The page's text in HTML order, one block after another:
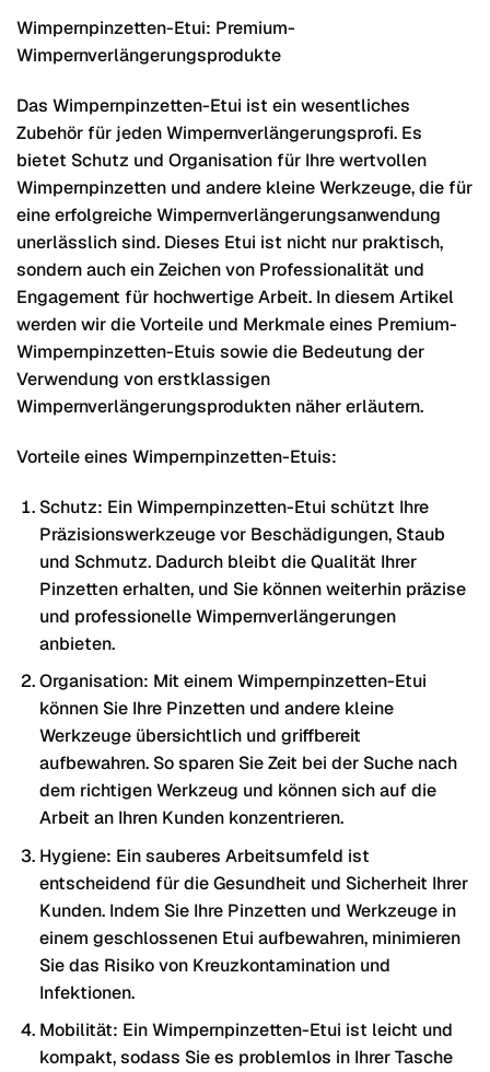
Wimpernpinzetten-Etui: Premium-
Wimpernverlängerungsprodukte
Das Wimpernpinzetten-Etui ist ein wesentliches
Zubehör für jeden Wimpernverlängerungsprofi. Es
bietet Schutz und Organisation für Ihre wertvollen
Wimpernpinzetten und andere kleine Werkzeuge, die für
eine erfolgreiche Wimpernverlängerungsanwendung
unerlässlich sind. Dieses Etui ist nicht nur praktisch,
sondern auch ein Zeichen von Professionalität und
Engagement für hochwertige Arbeit. In diesem Artikel
werden wir die Vorteile und Merkmale eines Premium-
Wimpernpinzetten-Etuis sowie die Bedeutung der
Verwendung von erstklassigen
Wimpernverlängerungsprodukten näher erläutern.
Vorteile eines Wimpernpinzetten-Etuis:
Schutz: Ein Wimpernpinzetten-Etui schützt Ihre
Präzisionswerkzeuge vor Beschädigungen, Staub
und Schmutz. Dadurch bleibt die Qualität Ihrer
Pinzetten erhalten, und Sie können weiterhin präzise
und professionelle Wimpernverlängerungen
anbieten.
Organisation: Mit einem Wimpernpinzetten-Etui
können Sie Ihre Pinzetten und andere kleine
Werkzeuge übersichtlich und griffbereit
aufbewahren. So sparen Sie Zeit bei der Suche nach
dem richtigen Werkzeug und können sich auf die
Arbeit an Ihren Kunden konzentrieren.
Hygiene: Ein sauberes Arbeitsumfeld ist
entscheidend für die Gesundheit und Sicherheit Ihrer
Kunden. Indem Sie Ihre Pinzetten und Werkzeuge in
einem geschlossenen Etui aufbewahren, minimieren
Sie das Risiko von Kreuzkontamination und
Infektionen.
Mobilität: Ein Wimpernpinzetten-Etui ist leicht und
kompakt, sodass Sie es problemlos in Ihrer Tasche